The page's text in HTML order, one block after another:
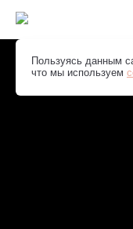
Пользуясь данным
что мы используем
Слайдшоу